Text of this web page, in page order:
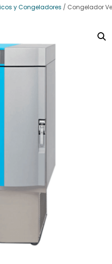
y Congeladores / Congelador